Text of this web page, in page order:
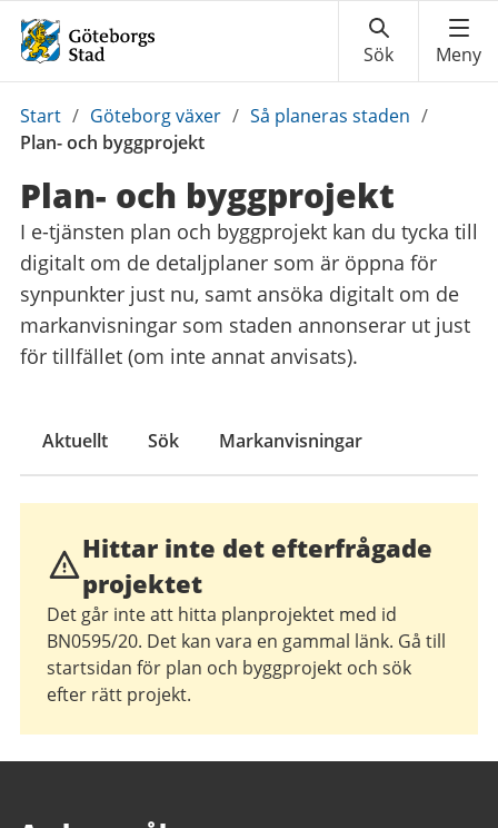
Du
är
Start / Göteborg växer / Så planeras staden /
Plan- och byggprojekt
Plan- och byggprojekt
I e-tjänsten plan och byggprojekt kan du tycka till
digitalt om de detaljplaner som är öppna för
synpunkter just nu, samt ansöka digitalt om de
markanvisningar som staden annonserar ut just
för tillfället (om inte annat anvisats).
Aktuellt Sök Markanvisningar
Hittar inte det efterfrågade
projektet
Det går inte att hitta planprojektet med id
BN0595/20. Det kan vara en gammal länk. Gå till
startsidan för plan och byggprojekt och sök
efter rätt projekt.